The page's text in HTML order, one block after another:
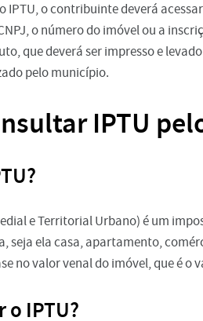
IPTU, o contribuinte deverá
o número do imóvel ou a
que deverá ser impresso e
pelo município.
IPTU
e Territorial Urbano) é um
seja ela casa, apartamento,
no valor venal do imóvel, que é o
o IPTU?